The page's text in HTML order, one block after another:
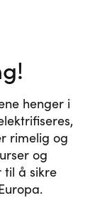
henger i
rimelig og
og
til å sikre